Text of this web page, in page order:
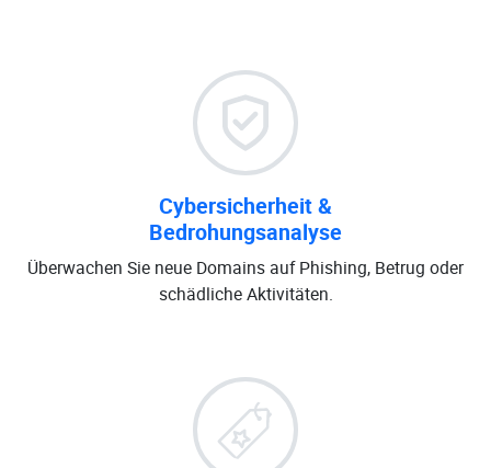
Cybersicherheit &
Bedrohungsanalyse
Überwachen Sie neue Domains auf Phishing, Betrug oder
schädliche Aktivitäten.